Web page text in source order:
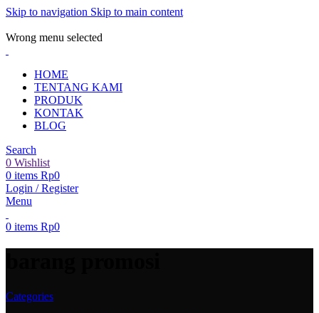
Skip to navigation Skip to main content
Wrong menu selected
HOME
TENTANG KAMI
PRODUK
KONTAK
BLOG
Search
0 Wishlist
0 items Rp0
Login / Register
Menu
0 items Rp0
Categories